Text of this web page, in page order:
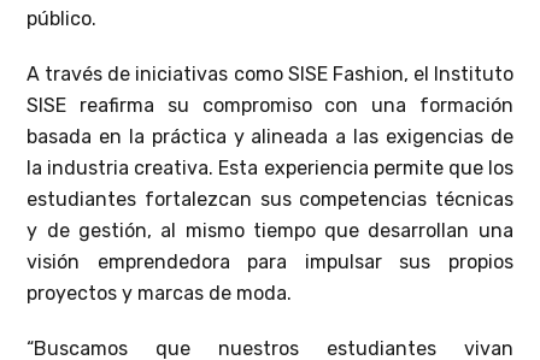
público.
A través de iniciativas como SISE Fashion, el Instituto
SISE reafirma su compromiso con una formación
basada en la práctica y alineada a las exigencias de
la industria creativa. Esta experiencia permite que los
estudiantes fortalezcan sus competencias técnicas
y de gestión, al mismo tiempo que desarrollan una
visión emprendedora para impulsar sus propios
proyectos y marcas de moda.
“Buscamos que nuestros estudiantes vivan